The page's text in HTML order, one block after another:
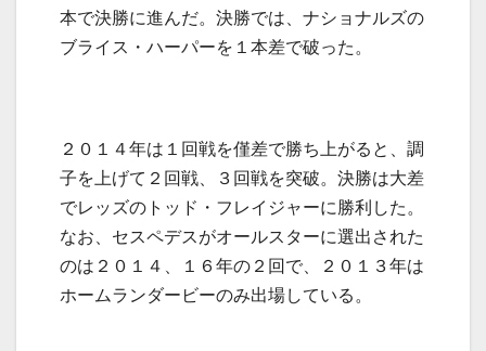
本で決勝に進んだ。決勝では、ナショナルズの
ブライス・ハーパーを１本差で破った。
２０１４年は１回戦を僅差で勝ち上がると、調
子を上げて２回戦、３回戦を突破。決勝は大差
でレッズのトッド・フレイジャーに勝利した。
なお、セスペデスがオールスターに選出された
のは２０１４、１６年の２回で、２０１３年は
ホームランダービーのみ出場している。